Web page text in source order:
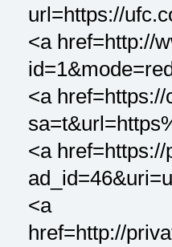
url=https://
<a href=http://
<a
<a
<a
href=http://